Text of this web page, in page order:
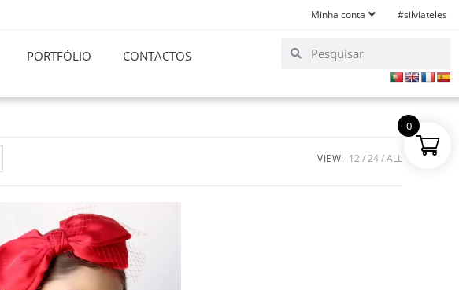
Minha conta #silviateles
PORTFÓLIO CONTACTOS
VIEW: 12 24 ALL
0